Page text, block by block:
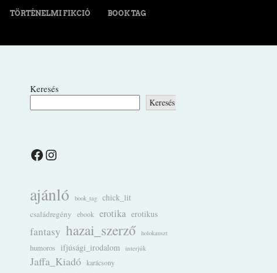
TÖRTÉNELMI FIKCIÓ BOOK TAG
Keresés
Keresés
Facebook Instagram
ajánló book_tag
chick_lit
családregény
ebook erotika erotikus
fantasy hazai_szerző holokauszt
humoros ifjúsági_irodalom interjúk
Jaffa_Kiadó karácsony